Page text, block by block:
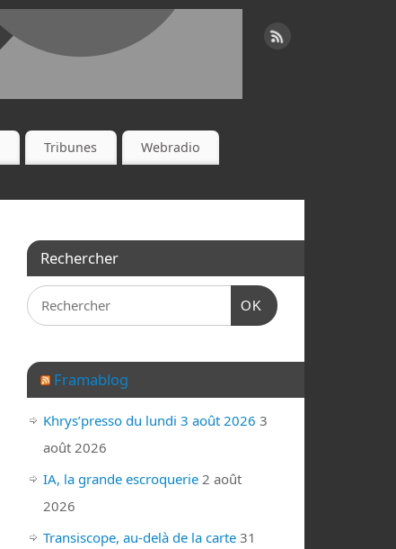
Tribunes Webradio
Rechercher
OK
Framablog
Khrys’presso du lundi 3 août 2026 3
août 2026
IA, la grande escroquerie 2 août
2026
Transiscope, au-delà de la carte 31